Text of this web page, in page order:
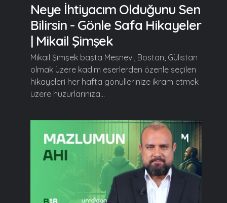
Neye İhtiyacım Olduğunu Sen
Bilirsin - Gönle Safa Hikayeler
| Mikail Şimşek
Mikail Şimşek başta Mesnevi, Bostan, Gülistan
olmak üzere kadim eserlerden özenle seçilen
hikayeleri her hafta gönüllerinize ikram etmek
üzere huzurlarınıza...